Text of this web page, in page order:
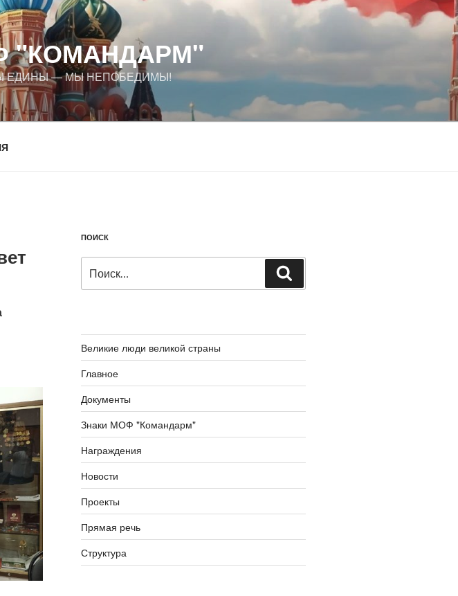
"КОМАНДАРМ"
ЕДИНЫ — МЫ НЕПОБЕДИМЫ!
ПОИСК
Великие люди великой страны
Главное
Документы
Знаки МОФ "Командарм"
Награждения
Новости
Проекты
Прямая речь
Структура